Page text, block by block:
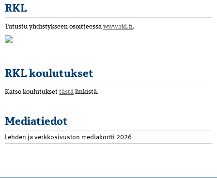
RKL
Tutustu yhdistykseen osoitteessa www.rkl.fi.
RKL koulutukset
Katso koulutukset tästä linkistä.
Mediatiedot
Lehden ja verkkosivuston mediakortti 2026